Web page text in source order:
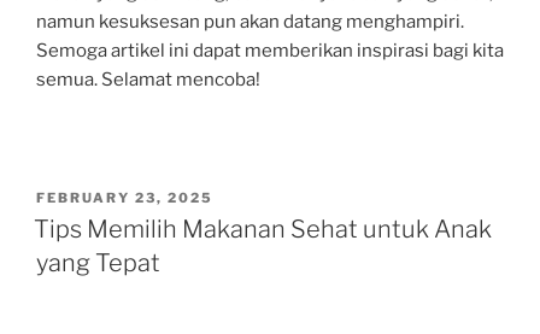
namun kesuksesan pun akan datang menghampiri.
Semoga artikel ini dapat memberikan inspirasi bagi kita
semua. Selamat mencoba!
POSTED
ON
FEBRUARY 23, 2025
Tips Memilih Makanan Sehat untuk Anak
yang Tepat